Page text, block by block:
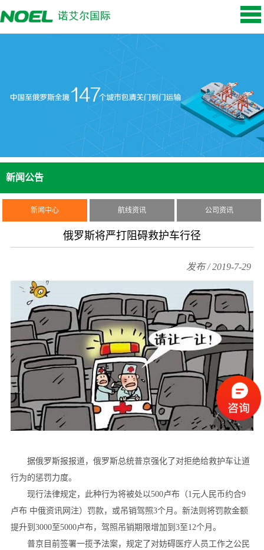
新闻公告
新闻中心 航线资讯 公司资讯
俄罗斯将严打阻碍救护车行径
发布 / 2019-7-29
据俄罗斯报报道，俄罗斯总统普京强化了对拒绝给救护车让道
行为的惩罚力度。
现行法律规定，此种行为将被处以500卢布（1元人民币约合9
卢布 中俄资讯网注）罚款，或吊销驾照3个月。新法则将罚款金额
提升到3000至5000卢布，驾照吊销期限增加到3至12个月。
普京目前签署一揽予法案，规定了对妨碍医疗人员工作之公民